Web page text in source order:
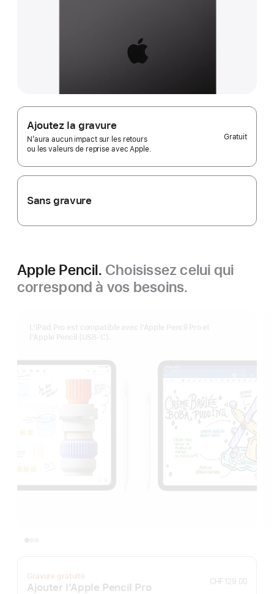
Ajoutez la gravure
N’aura aucun impact sur les retours
ou les valeurs de reprise avec Apple.
Gratuit
Sans gravure
Apple Pencil. Choisissez celui qui
correspond à vos besoins.
Gravure gratuite
Ajouter l’Apple Pencil Pro CHF 129.00